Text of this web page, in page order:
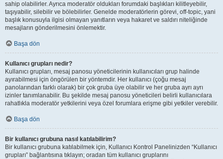
sahip olabilirler. Ayrıca moderatör oldukları forumdaki başlıkları kilitleyebilir,
taşıyabilir, silebilir ve bölebilirler. Genelde moderatörlerin görevi, off-topic, yani
başlık konusuyla ilgisi olmayan yanıtların veya hakaret ve saldırı niteliğinde
mesajların gönderilmesini önlemektir.
Başa dön
Kullanıcı grupları nedir?
Kullanıcı grupları, mesaj panosu yöneticilerinin kullanıcıları grup halinde
ayırabilmesi için öngörülen bir yöntemdir. Her kullanıcı (çoğu mesaj
panolarından farklı olarak) bir çok gruba üye olabilir ve her gruba ayrı ayrı
izinler tanımlanabilir. Bu şekilde mesaj panosu yöneticileri belirli kullanıcılara
rahatlıkla moderatör yetkilerini veya özel forumlara erişme gibi yetkiler verebilir.
Başa dön
Bir kullanıcı grubuna nasıl katılabilirim?
Bir kullanıcı grubuna katılabilmek için, Kullanıcı Kontrol Panelinizden “Kullanıcı
grupları” bağlantısına tıklayın; oradan tüm kullanıcı gruplarını